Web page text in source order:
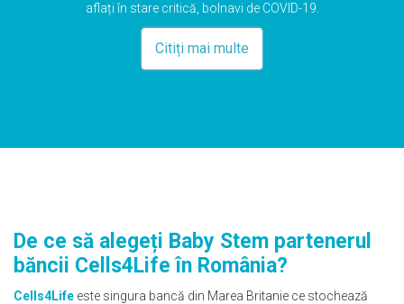
aflați în stare critică, bolnavi de COVID-19.
Citiți mai multe
De ce să alegeți Baby Stem partenerul
băncii Cells4Life în România?
Cells4Life este singura bancă din Marea Britanie ce stochează